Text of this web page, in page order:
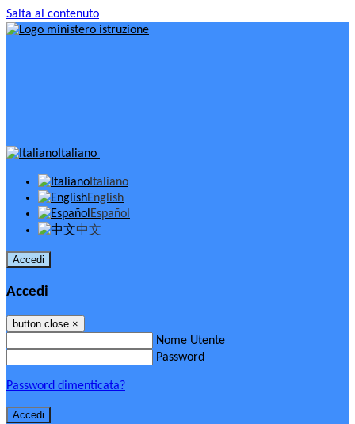
Salta al contenuto
Italiano
Italiano
English
Español
中文
Accedi
Accedi
button close ×
Nome Utente
Password
Password dimenticata?